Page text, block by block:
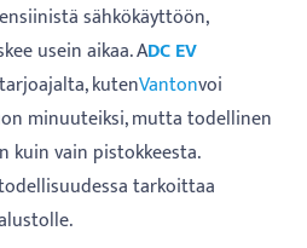
sähkökäyttöön,
usein aikaa. ADC EV
kutenVantonvoi
minuuteiksi, mutta todellinen
kuin vain pistokkeesta.
tarkoittaa